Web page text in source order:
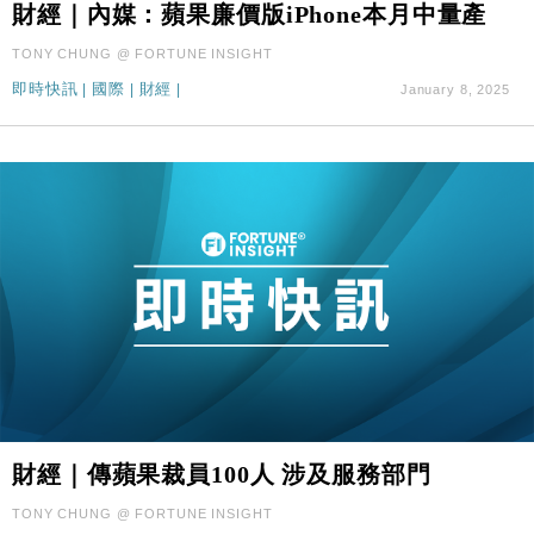
18:31
財經｜華僑銀行上半年淨利創新高 中期息增15%至
47仙
17:33
財經｜滙豐上調香港今年GDP預測至4.5% 看好貿易
損失近6900萬元
財經｜日經失守6.5萬點後回穩 全周仍升近2%
財經｜恒隆10月換帥 玩具「反」斗城亞洲CEO蔡德
粦接任
財經｜韓股反覆波動收跌 連挫7周創逾3年最長跌勢
12:44
財經｜日本春季三度入市撐日圓 4月單日斥6.28萬億
日圓干預創新高
張
財經｜內媒：蘋果廉價版iPhone本月中量產
TONY CHUNG @ FORTUNE INSIGHT
即時快訊 國際 財經 January 8, 2025
財經｜傳蘋果裁員100人 涉及服務部門
TONY CHUNG @ FORTUNE INSIGHT